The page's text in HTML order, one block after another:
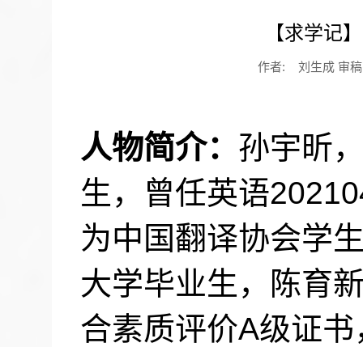
【求学记
作者: 刘生成 审稿
人物简介： 孙宇昕
生，曾任英语
为中国翻译协会学
大学毕业生，陈育
合素质评价A级证书